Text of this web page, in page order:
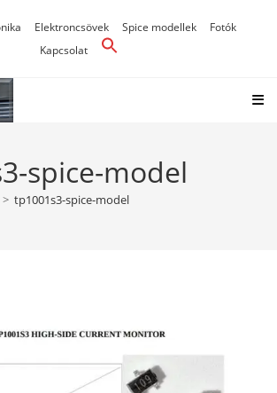
Elektroncsövek Spice modellek
Fotók
Kapcsolat
spice-model
> tp1001s3-spice-model